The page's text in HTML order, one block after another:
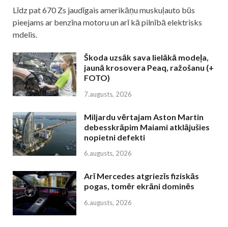
Līdz pat 670 Zs jaudīgais amerikāņu muskuļauto būs
pieejams ar benzīna motoru un arī kā pilnībā elektrisks
mdelis.
Škoda uzsāk sava lielākā modeļa,
jaunā krosovera Peaq, ražošanu (+
FOTO)
7.augusts, 2026
Miljardu vērtajam Aston Martin
debesskrāpim Maiami atklājušies
nopietni defekti
6.augusts, 2026
Arī Mercedes atgriezīs fiziskās
pogas, tomēr ekrāni dominēs
6.augusts, 2026